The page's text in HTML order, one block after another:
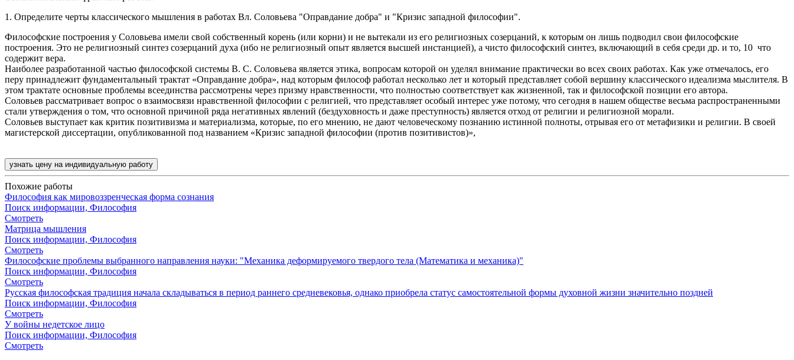
1. Определите черты классического мышления в работах Вл. Соловьева "Оправдание добра" и "Кризис западной философии".
Философские построения у Соловьева имели свой собственный корень (или корни) и не вытекали из его религиозных созерцаний, к которым он лишь подводил свои философские
построения. Это не религиозный синтез созерцаний духа (ибо не религиозный опыт является высшей инстанцией), а чисто философский синтез, включающий в себя среди др. и то, 10 что
содержит вера.
Наиболее разработанной частью философской системы В. С. Соловьева является этика, вопросам которой он уделял внимание практически во всех своих работах. Как уже отмечалось, его
перу принадлежит фундаментальный трактат «Оправдание добра», над которым философ работал несколько лет и который представляет собой вершину классического идеализма мыслителя. В
этом трактате основные проблемы всеединства рассмотрены через призму нравственности, что полностью соответствует как жизненной, так и философской позиции его автора.
Соловьев рассматривает вопрос о взаимосвязи нравственной философии с религией, что представляет особый интерес уже потому, что сегодня в нашем обществе весьма распространенными
стали утверждения о том, что основной причиной ряда негативных явлений (бездуховность и даже преступность) является отход от религии и религиозной морали.
Соловьев выступает как критик позитивизма и материализма, которые, по его мнению, не дают человеческому познанию истинной полноты, отрывая его от метафизики и религии. В своей
магистерской диссертации, опубликованной под названием «Кризис западной философии (против позитивистов)»,
узнать цену на индивидуальную работу
Похожие работы
Философия как мировоззренческая форма сознания
Поиск информации, Философия
Смотреть
Матрица мышления
Поиск информации, Философия
Смотреть
Философские проблемы выбранного направления науки: "Механика деформируемого твердого тела (Математика и механика)"
Поиск информации, Философия
Смотреть
Русская философская традиция начала складываться в период раннего средневековья, однако приобрела статус самостоятельной формы духовной жизни значительно поздней
Поиск информации, Философия
Смотреть
У войны недетское лицо
Поиск информации, Философия
Смотреть